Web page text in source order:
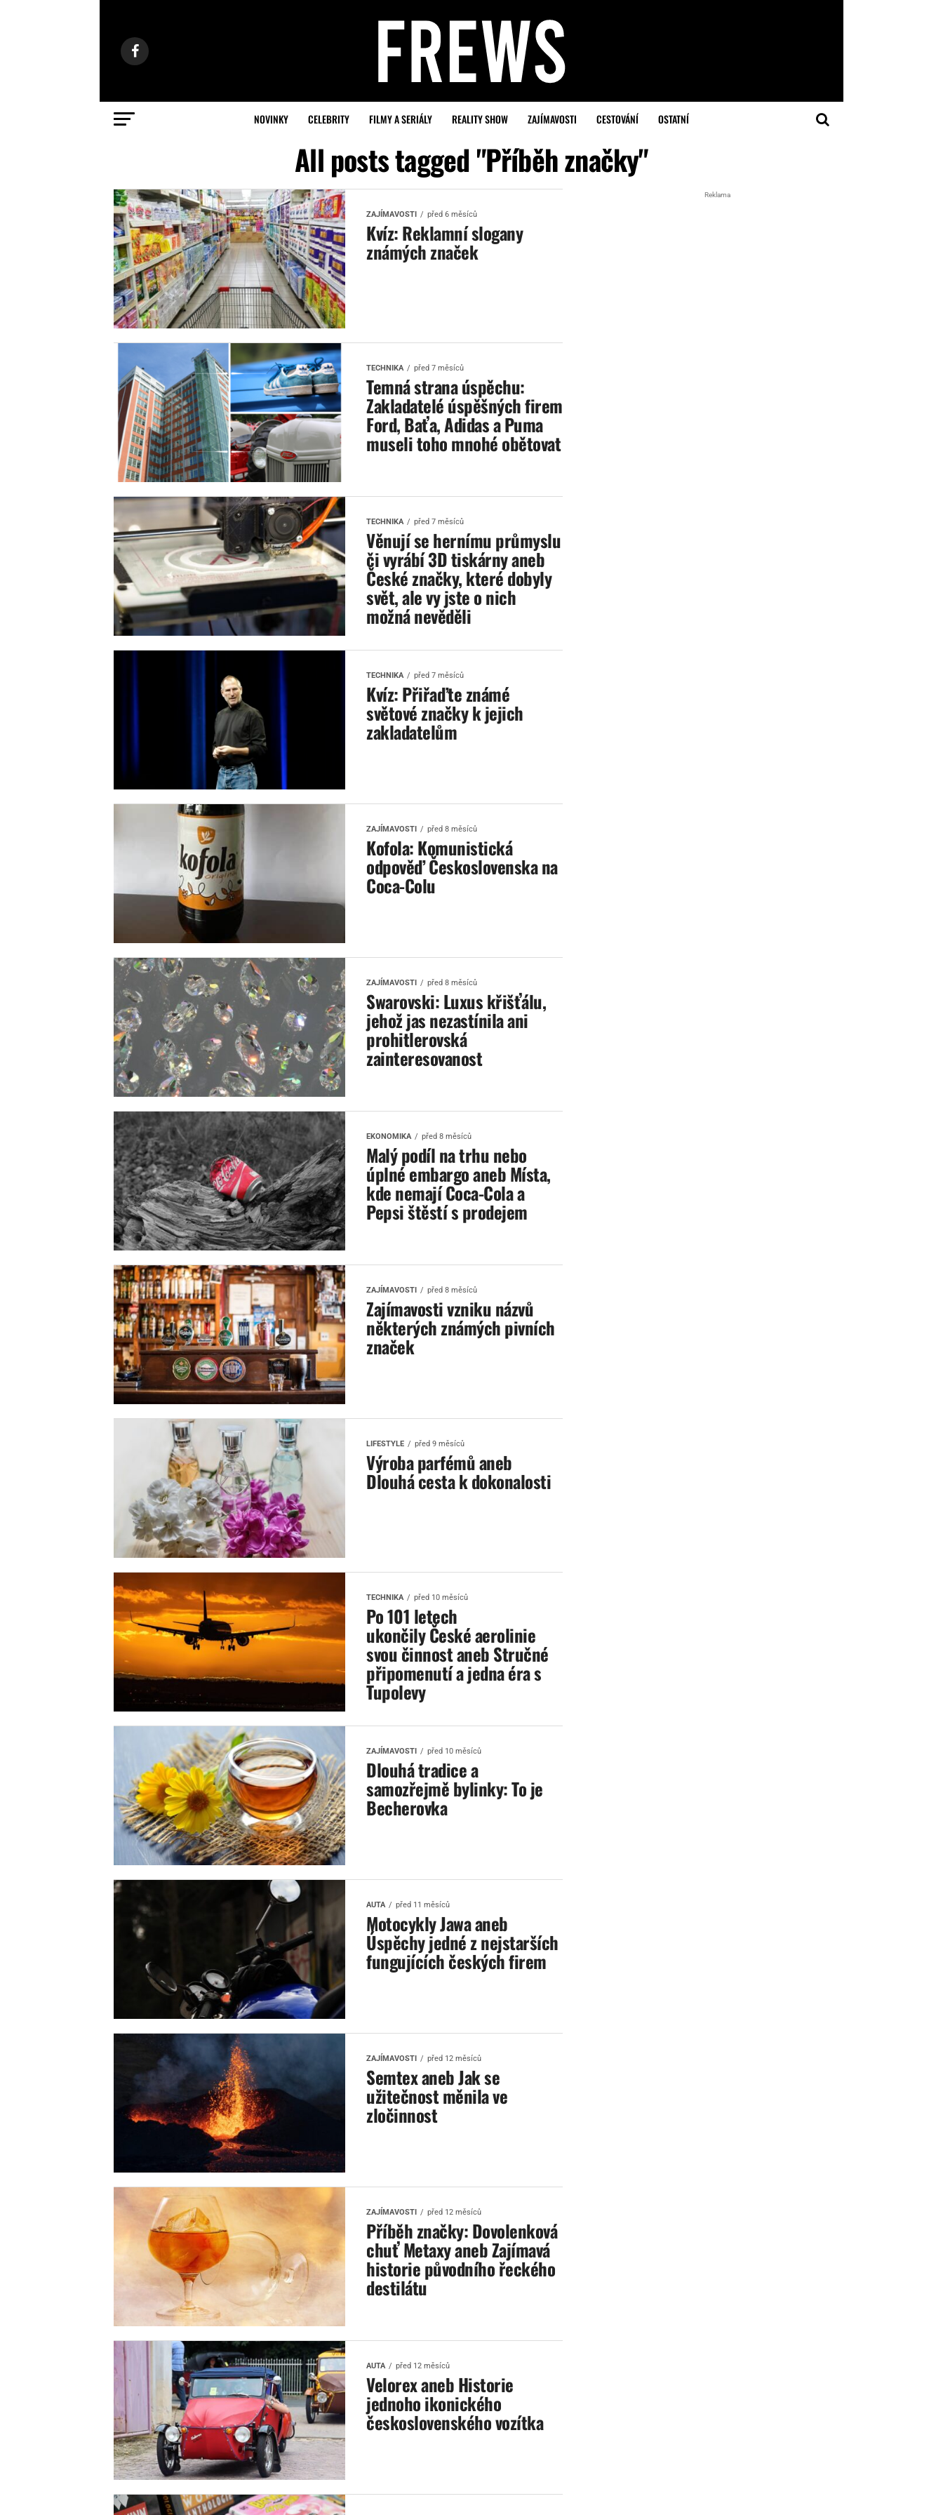
NOVINKY CELEBRITY FILMY A SERIÁLY REALITY SHOW ZAJÍMAVOSTI CESTOVÁNÍ OSTATNÍ
All posts tagged "Příběh značky"
ZAJÍMAVOSTI před 6 měsíců
Kvíz: Reklamní slogany
známých značek
TECHNIKA před 7 měsíců
Temná strana úspěchu:
Zakladatelé úspěšných firem
Ford, Baťa, Adidas a Puma
museli toho mnohé obětovat
TECHNIKA před 7 měsíců
Věnují se hernímu průmyslu
či vyrábí 3D tiskárny aneb
České značky, které dobyly
svět, ale vy jste o nich
možná nevěděli
TECHNIKA před 7 měsíců
Kvíz: Přiřaďte známé
světové značky k jejich
zakladatelům
ZAJÍMAVOSTI před 8 měsíců
Kofola: Komunistická
odpověď Československa na
Coca-Colu
ZAJÍMAVOSTI před 8 měsíců
Swarovski: Luxus křišťálu,
jehož jas nezastínila ani
prohitlerovská
zainteresovanost
EKONOMIKA před 8 měsíců
Malý podíl na trhu nebo
úplné embargo aneb Místa,
kde nemají Coca-Cola a
Pepsi štěstí s prodejem
ZAJÍMAVOSTI před 8 měsíců
Zajímavosti vzniku názvů
některých známých pivních
značek
LIFESTYLE před 9 měsíců
Výroba parfémů aneb
Dlouhá cesta k dokonalosti
TECHNIKA před 10 měsíců
Po 101 letech
ukončily České aerolinie
svou činnost aneb Stručné
připomenutí a jedna éra s
Tupolevy
ZAJÍMAVOSTI před 10 měsíců
Dlouhá tradice a
samozřejmě bylinky: To je
Becherovka
AUTA před 11 měsíců
Motocykly Jawa aneb
Úspěchy jedné z nejstarších
fungujících českých firem
ZAJÍMAVOSTI před 12 měsíců
Semtex aneb Jak se
užitečnost měnila ve
zločinnost
ZAJÍMAVOSTI před 12 měsíců
Příběh značky: Dovolenková
chuť Metaxy aneb Zajímavá
historie původního řeckého
destilátu
AUTA před 12 měsíců
Velorex aneb Historie
jednoho ikonického
československého vozítka
Reklama